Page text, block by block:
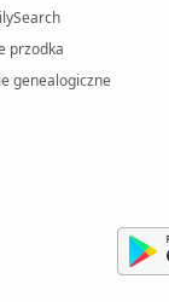
przodka
genealogiczne